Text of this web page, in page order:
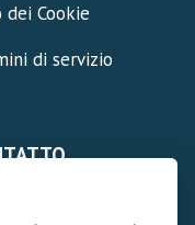
Cookie
di servizio